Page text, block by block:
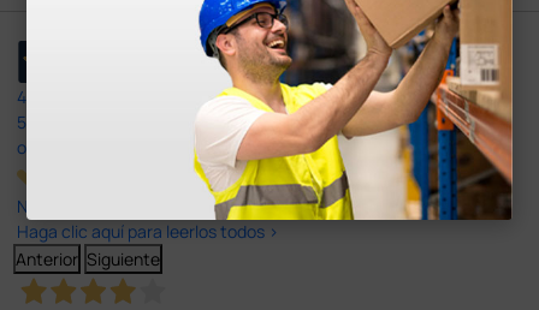
4,4
597
opiniones
Nuestras reseñas de 4 y 5 estrellas.
Haga clic aquí para leerlos todos >
Anterior Siguiente